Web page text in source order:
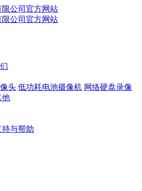
头 低功耗电池摄像机 网络硬盘录像
他
持与帮助